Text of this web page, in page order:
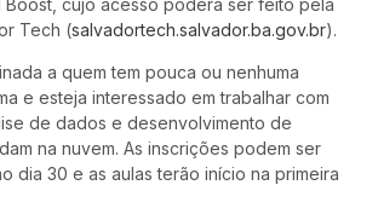
Tech (salvadortech.salvador.ba.gov.br).
a quem tem pouca ou nenhuma
e esteja interessado em trabalhar com
de dados e desenvolvimento de
na nuvem. As inscrições podem ser
dia 30 e as aulas terão início na primeira